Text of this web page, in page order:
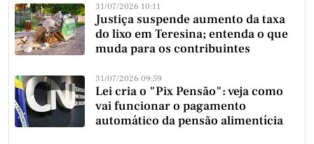
31/07/2026 10:11
Justiça suspende aumento da taxa
do lixo em Teresina; entenda o que
muda para os contribuintes
31/07/2026 09:59
Lei cria o "Pix Pensão": veja como
vai funcionar o pagamento
automático da pensão alimentícia